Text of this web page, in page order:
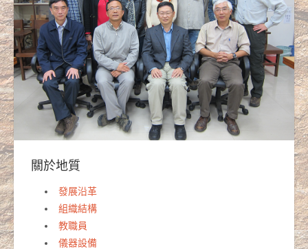
關於地質
發展沿革
組織結構
教職員
儀器設備